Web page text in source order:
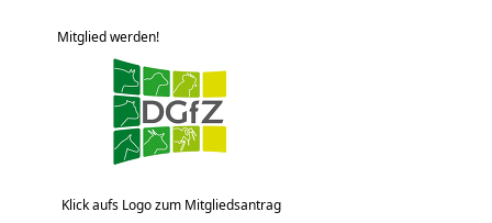
Mitglied werden!
Klick aufs Logo zum Mitgliedsantrag